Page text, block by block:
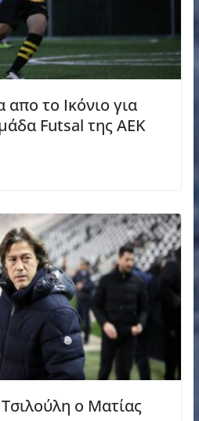
το Ικόνιο για
Futsal της ΑΕΚ
ο Ματίας